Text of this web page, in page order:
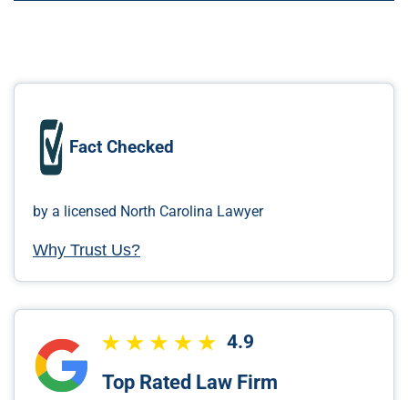
Fact Checked
by a licensed North Carolina Lawyer
Why Trust Us?
4.9
Top Rated Law Firm